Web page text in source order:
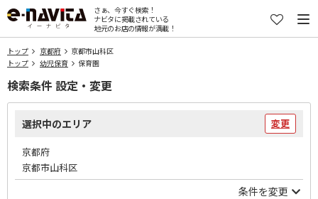
さぁ、今すぐ検索！
ナビタに掲載されている
地元のお店の情報が満載！
トップ 京都府
京都市山科区
トップ
幼児保育 保育園
検索条件 設定・変更
選択中のエリア 変更
京都府
京都市山科区
条件を変更